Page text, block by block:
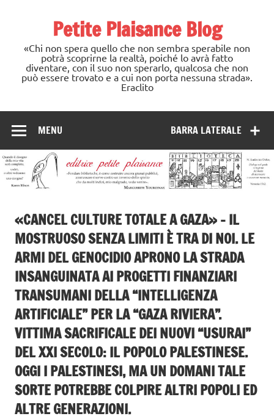
Petite Plaisance Blog
«Chi non spera quello che non sembra sperabile non
potrà scoprirne la realtà, poiché lo avrà fatto
diventare, con il suo non sperarlo, qualcosa che non
può essere trovato e a cui non porta nessuna strada».
Eraclito
BARRA LATERALE
MENU
«CANCEL CULTURE TOTALE A GAZA» – IL
MOSTRUOSO SENZA LIMITI È TRA DI NOI. LE
ARMI DEL GENOCIDIO APRONO LA STRADA
INSANGUINATA AI PROGETTI FINANZIARI
TRANSUMANI DELLA “INTELLIGENZA
ARTIFICIALE” PER LA “GAZA RIVIERA”.
VITTIMA SACRIFICALE DEI NUOVI “USURAI”
DEL XXI SECOLO: IL POPOLO PALESTINESE.
OGGI I PALESTINESI, MA UN DOMANI TALE
SORTE POTREBBE COLPIRE ALTRI POPOLI ED
ALTRE GENERAZIONI.